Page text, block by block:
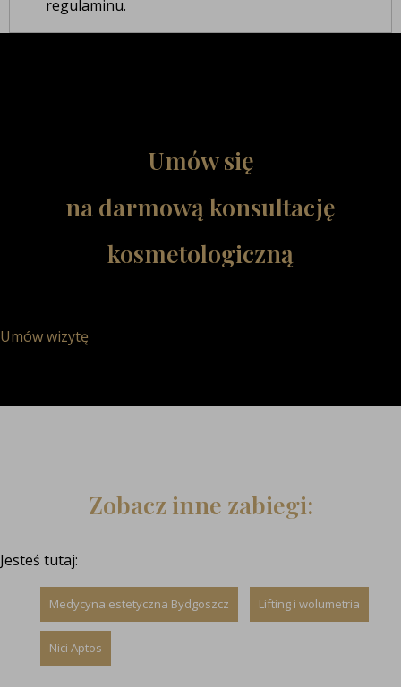
regulaminu.
Umów się
na darmową konsultację
kosmetologiczną
Umów wizytę
Zobacz inne zabiegi:
Jesteś tutaj:
Medycyna estetyczna Bydgoszcz Lifting i wolumetria
Nici Aptos